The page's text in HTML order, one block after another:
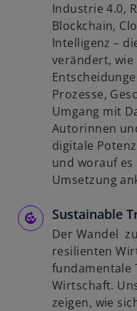
Industrie 4.0,
Blockchain,
Intelligenz –
verändert,
Prozesse,
Umgang mit
Autorinnen
digitale
und worauf
Umsetzung
Sustainable
Der Wandel
resilienten
fundamentale
Wirtschaft.
zeigen, wie